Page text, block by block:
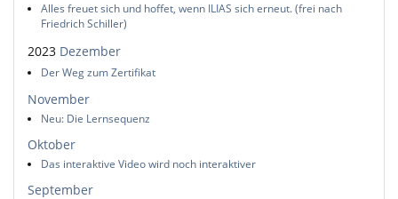
Alles freuet sich und hoffet, wenn ILIAS sich erneut. (frei nach
Friedrich Schiller)
2023 Dezember
Der Weg zum Zertifikat
November
Neu: Die Lernsequenz
Oktober
Das interaktive Video wird noch interaktiver
September